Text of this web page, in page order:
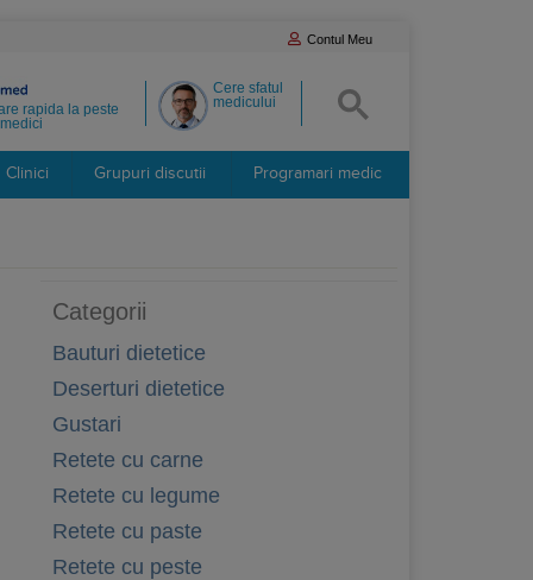
Contul Meu
Cere sfatul
medicului
rapida la peste
Clinici Grupuri discutii Programari medic
Categorii
Bauturi dietetice
Deserturi dietetice
Gustari
Retete cu carne
Retete cu legume
Retete cu paste
Retete cu peste